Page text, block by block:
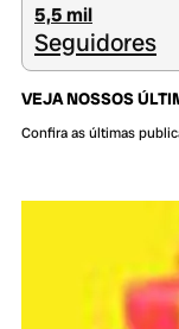
5,5 mil
Seguidores
VEJA NOSSOS
Confira as últimas